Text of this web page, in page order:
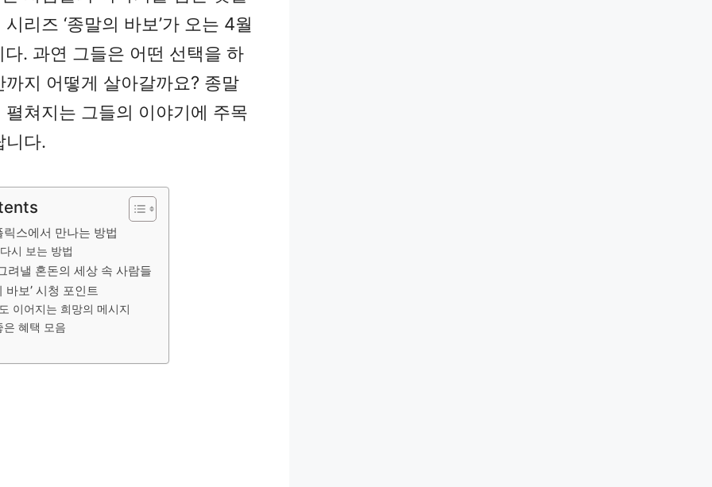
리즈 ‘종말의 바보’가 오는 4월
. 과연 그들은 어떤 선택을 하
까지 어떻게 살아갈까요? 종말
펼쳐지는 그들의 이야기에 주목
니다.
스에서 만나는 방법
시 보는 방법
려낼 혼돈의 세상 속 사람들
바보’ 시청 포인트
이어지는 희망의 메시지
은 혜택 모음